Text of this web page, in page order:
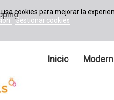
cookies para mejorar la
Gestionar cookies
Inicio